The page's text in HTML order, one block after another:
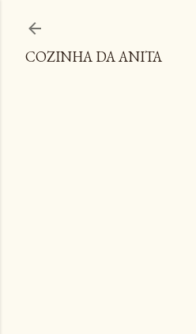
COZINHA DA ANITA